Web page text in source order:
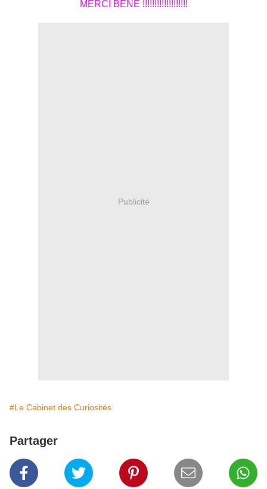
MERCI BENE !!!!!!!!!!!!!!!!!!!
Publicité
#Le Cabinet des Curiosités
Partager